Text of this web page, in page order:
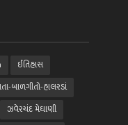
ઈતિહાસ
બાળગીતો-હાલરડાં
ઝવેરચંદ મેઘાણી